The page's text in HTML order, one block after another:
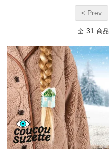
< Prev
全 31 商品